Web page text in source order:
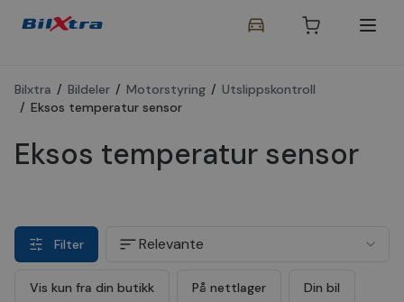
Bilxtra / Bildeler / Motorstyring / Utslippskontroll
/ Eksos temperatur sensor
Eksos temperatur sensor
Filter Relevante
Vis kun fra din butikk På nettlager Din bil